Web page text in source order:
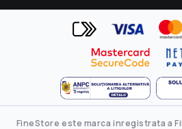
FineStore este marca inregistrata a